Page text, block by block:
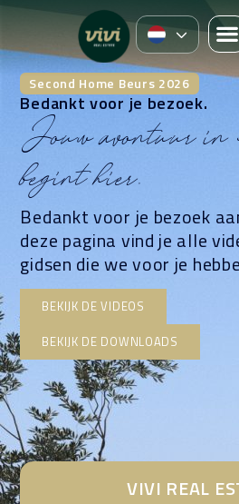
Second Home Beurs 2026
Bedankt voor je bezoek.
Jouw avontuur
begint hier.
Bedankt voor je bezoek
deze pagina vind je alle
gidsen die we voor je
BEKIJK DE VIDEOS
BEKIJK DE DOWNLOADS
VIVI REAL